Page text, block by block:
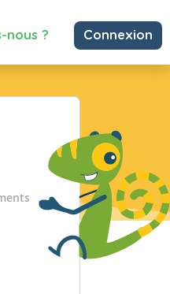
nous ? Connexion